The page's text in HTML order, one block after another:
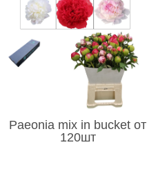
Paeonia mix in bucket от
120шт